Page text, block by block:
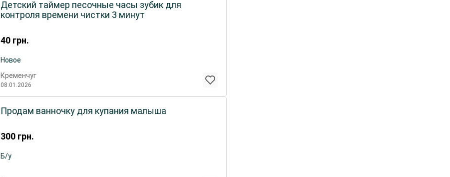
40 грн.
Детский таймер песочные часы зубик для
контроля времени чистки 3 минут
Новое
Кременчуг
08.01.2026
300 грн.
Продам ванночку для купания малыша
Б/у